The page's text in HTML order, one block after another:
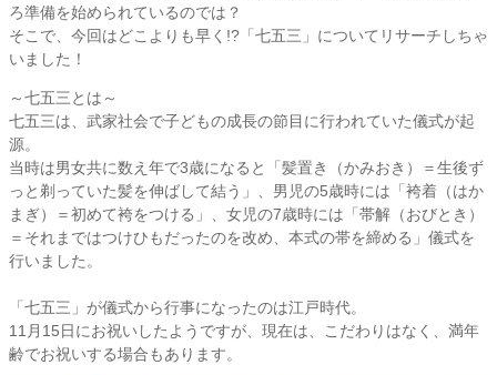
ろ準備を始められているのでは？
そこで、今回はどこよりも早く!?「七五三」についてリサーチしちゃ
いました！
～七五三とは～
七五三は、武家社会で子どもの成長の節目に行われていた儀式が起
源。
当時は男女共に数え年で3歳になると「髪置き（かみおき）＝生後ず
っと剃っていた髪を伸ばして結う」、男児の5歳時には「袴着（はか
まぎ）＝初めて袴をつける」、女児の7歳時には「帯解（おびとき）
＝それまではつけひもだったのを改め、本式の帯を締める」儀式を
行いました。
「七五三」が儀式から行事になったのは江戸時代。
11月15日にお祝いしたようですが、現在は、こだわりはなく、満年
齢でお祝いする場合もあります。